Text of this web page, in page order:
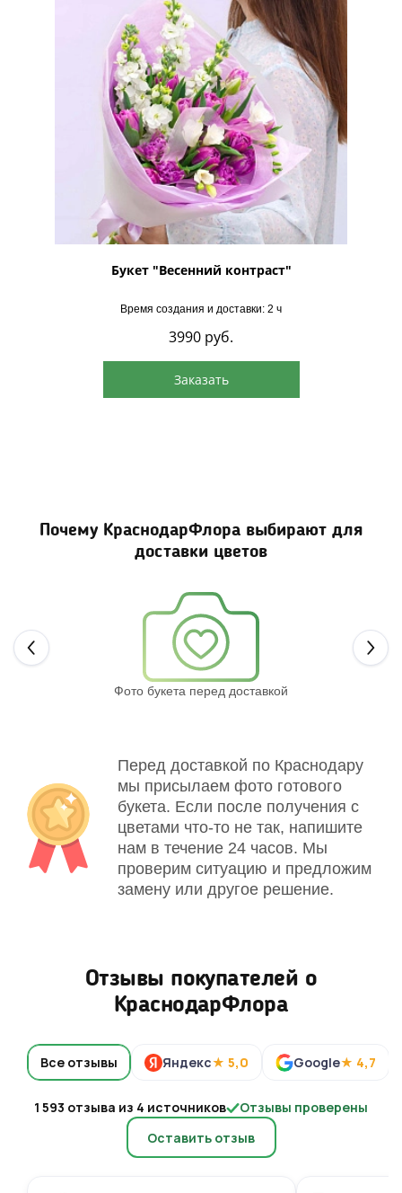
Букет "Весенний контраст"
Время создания и доставки: 2 ч
3990 руб.
Заказать
Почему КраснодарФлора выбирают для
доставки цветов
Фото букета перед доставкой
Перед доставкой по Краснодару
мы присылаем фото готового
букета. Если после получения с
цветами что-то не так, напишите
нам в течение 24 часов. Мы
проверим ситуацию и предложим
замену или другое решение.
Отзывы покупателей о
КраснодарФлора
Все отзывы Яндекс★ 5,0 Google★ 4,7
1 593 отзыва из 4 источников
Отзывы проверены
Оставить отзыв